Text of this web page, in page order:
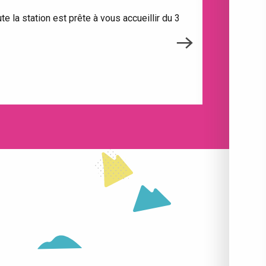
la station est prête à vous accueillir du 3
ACTIVITÉS